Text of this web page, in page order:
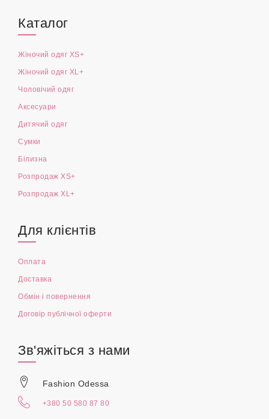
Каталог
Жіночий одяг XS+
Жіночий одяг XL+
Чоловічий одяг
Аксесуари
Дитячий одяг
Сумки
Білизна
Розпродаж XS+
Розпродаж XL+
Для клієнтів
Оплата
Доставка
Обмін і повернення
Договір публічної оферти
Зв'яжіться з нами
Fashion Odessa
+380 50 580 87 80